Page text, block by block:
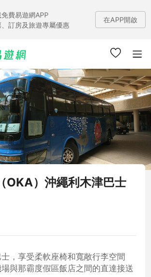
費易遊網APP
、訂房及旅遊專屬優惠
在APP開啟
OKA）沖繩利木津巴士
，享受柔軟座椅和寬敞行李空間
與那霸度假區飯店之間的直達接送